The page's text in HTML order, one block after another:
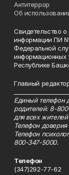
Антитеррор
Об
Свидетельство
информации ПИ
Федеральной
информационных
Республике
Главный
Единый телефон
родителей: 8-
для всех
Телефон
Телефон
800-347-5000.
Телефон
(347)292-77-62